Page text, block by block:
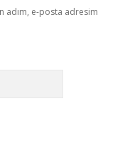
adım, e-posta adresim